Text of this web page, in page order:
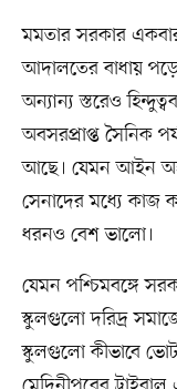
মমতার সরকার
আদালতের বাধায়
অন্যান্য স্তরেও
অবসরপ্রাপ্ত সৈনিক
আছে। যেমন আইন
সেনাদের মধ্যে কাজ
ধরনও বেশ ভালো।
যেমন পশ্চিমবঙ্গে
স্কুলগুলো দরিদ্র
স্কুলগুলো কীভাবে